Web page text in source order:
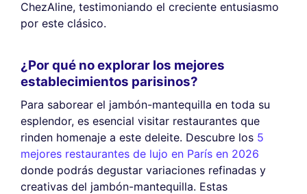
ChezAline, testimoniando el creciente entusiasmo
por este clásico.
¿Por qué no explorar los mejores
establecimientos parisinos?
Para saborear el jambón-mantequilla en toda su
esplendor, es esencial visitar restaurantes que
rinden homenaje a este deleite. Descubre los 5
mejores restaurantes de lujo en París en 2026
donde podrás degustar variaciones refinadas y
creativas del jambón-mantequilla. Estas